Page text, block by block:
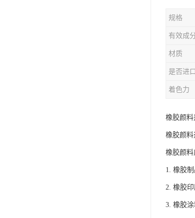
规格
有效成
材质
是否进口
着色力
橡胶颜
橡胶颜
橡胶颜料
1. 橡胶
2. 橡胶
3. 橡胶